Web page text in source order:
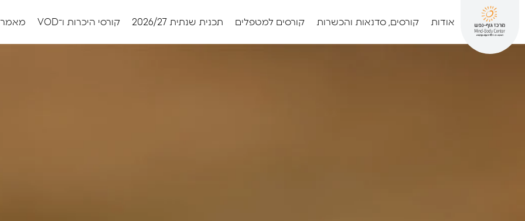
אודות קורסים, סדנאות והכשרות קורסים למטפלים תכנית שנתית 2026/27 קורסי היכרות ו־VOD